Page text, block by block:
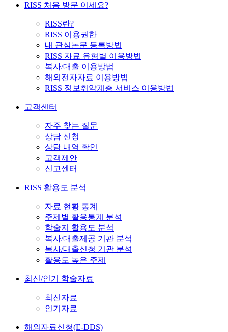
RISS 처음 방문 이세요?
RISS란?
RISS 이용권한
내 관심논문 등록방법
RISS 자료 유형별 이용방법
복사/대출 이용방법
해외전자자료 이용방법
RISS 정보취약계층 서비스 이용방법
고객센터
자주 찾는 질문
상담 신청
상담 내역 확인
고객제안
신고센터
RISS 활용도 분석
자료 현황 통계
주제별 활용통계 분석
학술지 활용도 분석
복사/대출제공 기관 분석
복사/대출신청 기관 분석
활용도 높은 주제
최신/인기 학술자료
최신자료
인기자료
해외자료신청(E-DDS)